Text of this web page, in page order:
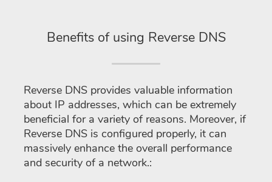
Benefits of using Reverse DNS
Reverse DNS provides valuable information
about IP addresses, which can be extremely
beneficial for a variety of reasons. Moreover, if
Reverse DNS is configured properly, it can
massively enhance the overall performance
and security of a network.: